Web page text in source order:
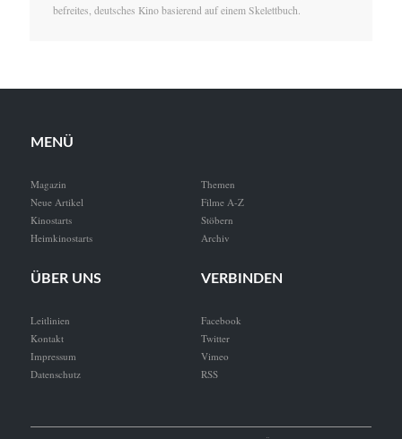
befreites, deutsches Kino basierend auf einem Skelettbuch.
MENÜ
Magazin
Neue Artikel
Kinostarts
Heimkinostarts
Themen
Filme A-Z
Stöbern
Archiv
ÜBER UNS
Leitlinien
Kontakt
Impressum
Datenschutz
VERBINDEN
Facebook
Twitter
Vimeo
RSS